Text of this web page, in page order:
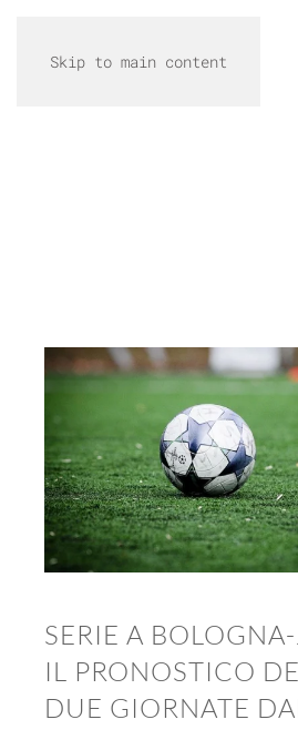
Skip to main content
SERIE A
IL PRONOSTICO
DUE GIORNATE